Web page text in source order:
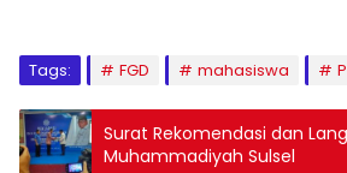
Tags: FGD mahasiswa
Surat Rekomendasi dan
Muhammadiyah Sulsel